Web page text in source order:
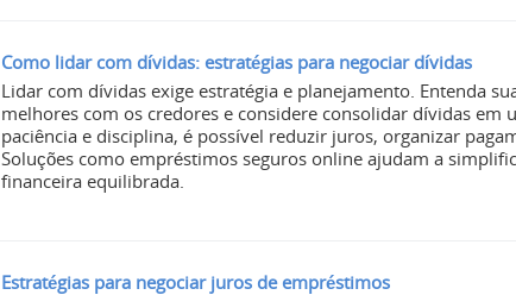
Como lidar com dívidas: estratégias para negociar dívidas
Lidar com dívidas exige estratégia e planejamento. Entenda
melhores com os credores e considere consolidar dívidas em
paciência e disciplina, é possível reduzir juros, organizar
Soluções como empréstimos seguros online ajudam a
financeira equilibrada.
Estratégias para negociar juros de empréstimos